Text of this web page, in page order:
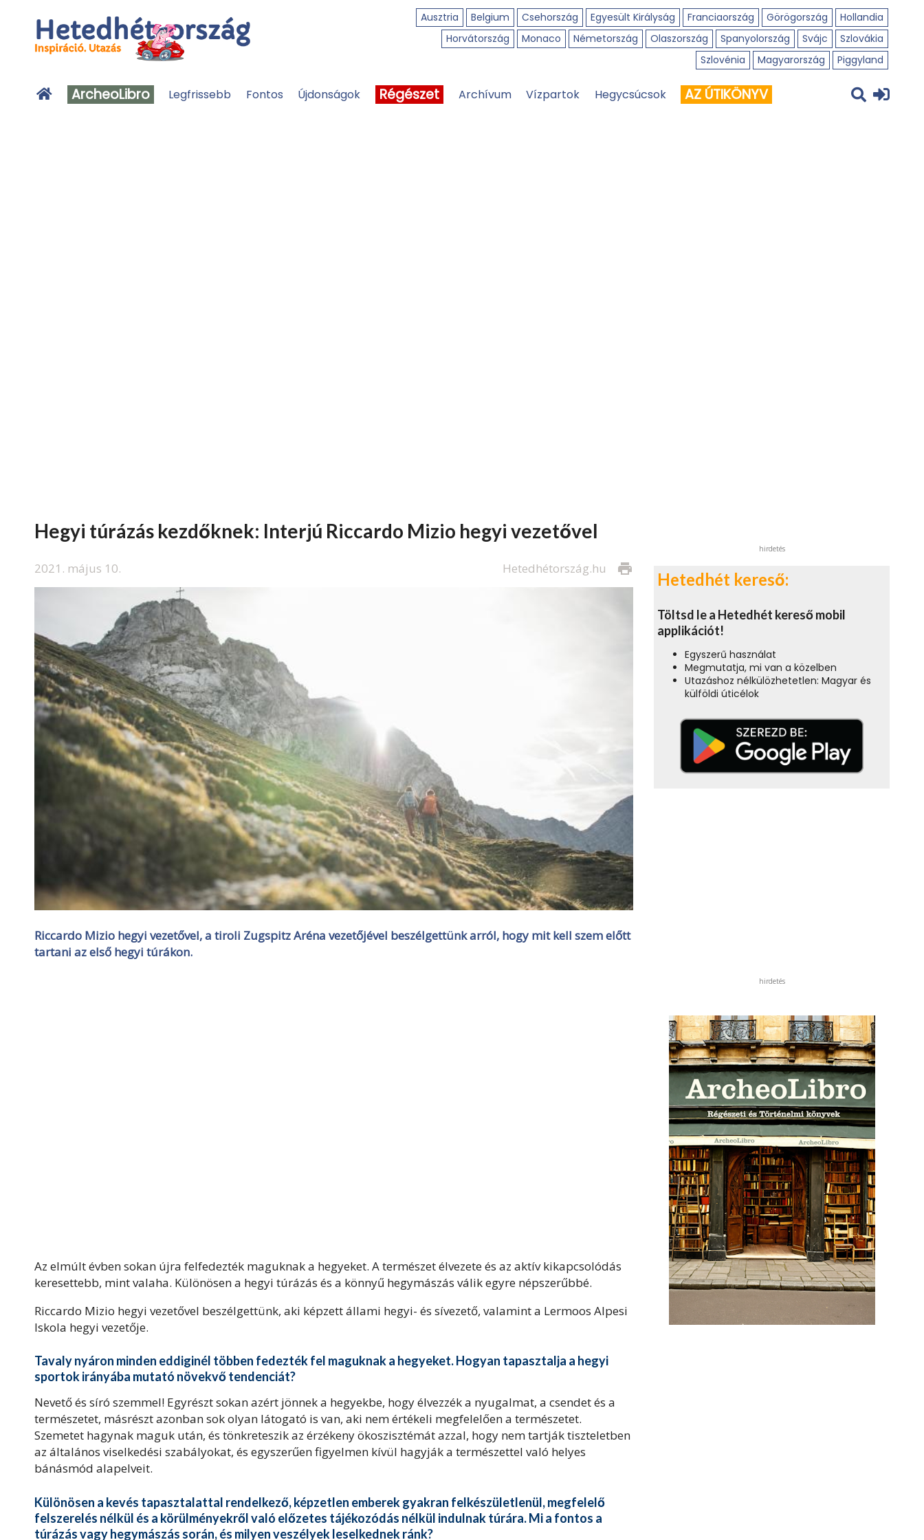
Ausztria Belgium Csehország Egyesült Királyság Franciaország Görögország
Hollandia
Horvátország
Monaco Németország Olaszország Spanyolország Svájc
Szlovákia
Szlovénia
Magyarország Piggyland
ArcheoLibro Legfrissebb Fontos Újdonságok Régészet Archívum Vízpartok Hegycsúcsok AZ ÚTIKÖNYV
Hegyi túrázás kezdőknek: Interjú Riccardo Mizio hegyi vezetővel
2021. május 10. print
Hetedhétország.hu
Riccardo Mizio hegyi vezetővel, a tiroli Zugspitz Aréna vezetőjével beszélgettünk arról, hogy mit kell szem előtt
tartani az első hegyi túrákon.
Az elmúlt évben sokan újra felfedezték maguknak a hegyeket. A természet élvezete és az aktív kikapcsolódás
keresettebb, mint valaha. Különösen a hegyi túrázás és a könnyű hegymászás válik egyre népszerűbbé.
Riccardo Mizio hegyi vezetővel beszélgettünk, aki képzett állami hegyi- és sívezető, valamint a Lermoos Alpesi
Iskola hegyi vezetője.
Tavaly nyáron minden eddiginél többen fedezték fel maguknak a hegyeket. Hogyan tapasztalja a hegyi
sportok irányába mutató növekvő tendenciát?
Nevető és síró szemmel! Egyrészt sokan azért jönnek a hegyekbe, hogy élvezzék a nyugalmat, a csendet és a
természetet, másrészt azonban sok olyan látogató is van, aki nem értékeli megfelelően a természetet.
Szemetet hagynak maguk után, és tönkreteszik az érzékeny ökoszisztémát azzal, hogy nem tartják tiszteletben
az általános viselkedési szabályokat, és egyszerűen figyelmen kívül hagyják a természettel való helyes
bánásmód alapelveit.
Különösen a kevés tapasztalattal rendelkező, képzetlen emberek gyakran felkészületlenül, megfelelő
felszerelés nélkül és a körülményekről való előzetes tájékozódás nélkül indulnak túrára. Mi a fontos a
túrázás vagy hegymászás során, és milyen veszélyek leselkednek ránk?
hirdetés
Hetedhét kereső:
Töltsd le a Hetedhét kereső mobil
applikációt!
Egyszerű használat
Megmutatja, mi van a közelben
Utazáshoz nélkülözhetetlen: Magyar és
külföldi úticélok
hirdetés